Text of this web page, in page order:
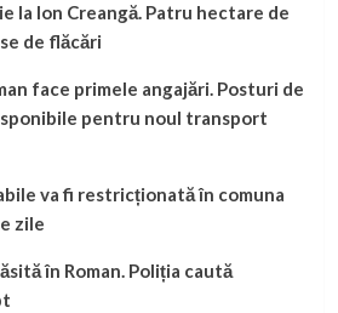
la Ion Creangă. Patru hectare de
de flăcări
face primele angajări. Posturi de
pentru noul transport
va fi restricționată în comuna
zile
în Roman. Poliția caută